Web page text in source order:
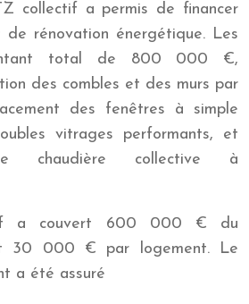
collectif a permis de financer
de rénovation énergétique. Les
total de 800 000 €,
des combles et des murs par
des fenêtres à simple
vitrages performants, et
chaudière collective à
a couvert 600 000 € du
30 000 € par logement. Le
a été assuré